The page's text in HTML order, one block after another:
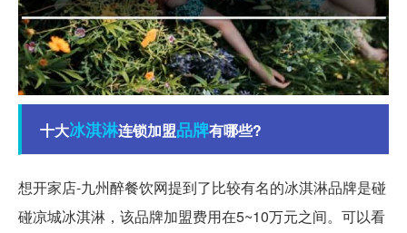
十大冰淇淋连锁加盟品牌有哪些?
想开家店-九州醉餐饮网提到了比较有名的冰淇淋品牌是碰
碰凉城冰淇淋，该品牌加盟费用在5~10万元之间。可以看